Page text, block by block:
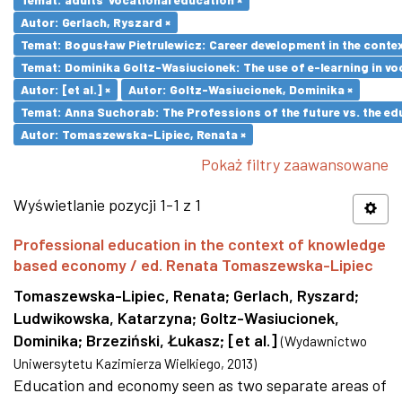
Autor: Gerlach, Ryszard ×
Temat: Bogusław Pietrulewicz: Career development in the
Temat: Dominika Goltz-Wasiucionek: The use of e-learning in
Autor: [et al.] ×
Autor: Goltz-Wasiucionek, Dominika ×
Temat: Anna Suchorab: The Professions of the future vs. the
Autor: Tomaszewska-Lipiec, Renata ×
Pokaż filtry zaawansowane
Wyświetlanie pozycji 1-1 z 1
Professional education in the context of knowledge
based economy / ed. Renata Tomaszewska-Lipiec
Tomaszewska-Lipiec, Renata; Gerlach, Ryszard;
Ludwikowska, Katarzyna; Goltz-Wasiucionek,
Dominika; Brzeziński, Łukasz; [et al.] (Wydawnictwo
Uniwersytetu Kazimierza Wielkiego, 2013)
Education and economy seen as two separate areas of